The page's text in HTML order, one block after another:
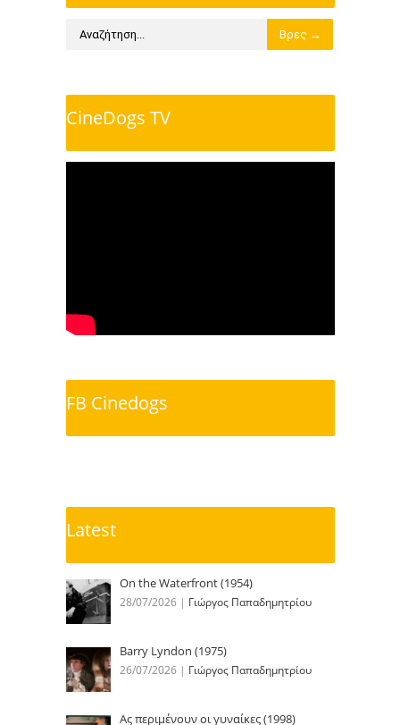
CineDogs TV
FB Cinedogs
Latest
On the Waterfront (1954)
28/07/2026 | Γιώργος Παπαδημητρίου
Barry Lyndon (1975)
26/07/2026 | Γιώργος Παπαδημητρίου
Ας περιμένουν οι γυναίκες (1998)